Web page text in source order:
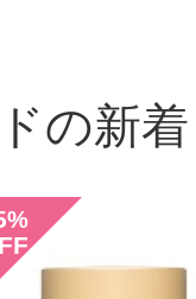
の新
%